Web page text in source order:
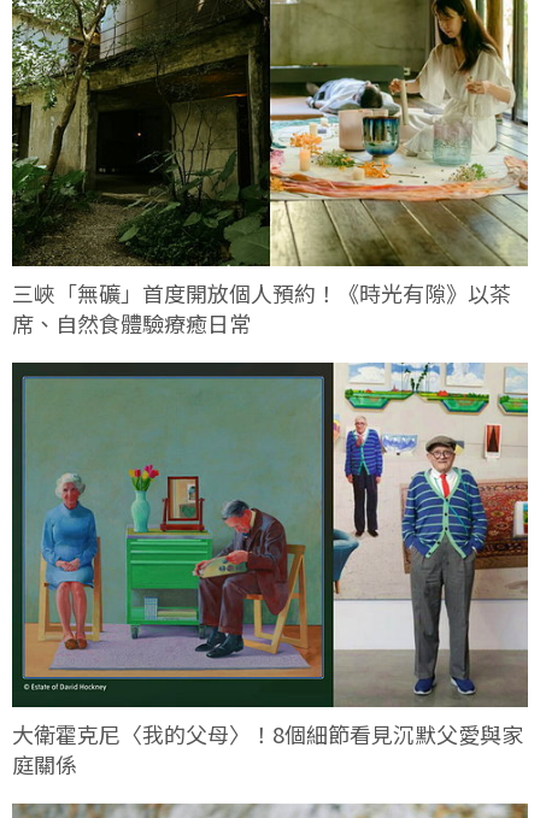
三峽「無礦」首度開放個人預約！《時光有隙》以茶
席、自然食體驗療癒日常
大衛霍克尼〈我的父母〉！8個細節看見沉默父愛與家
庭關係